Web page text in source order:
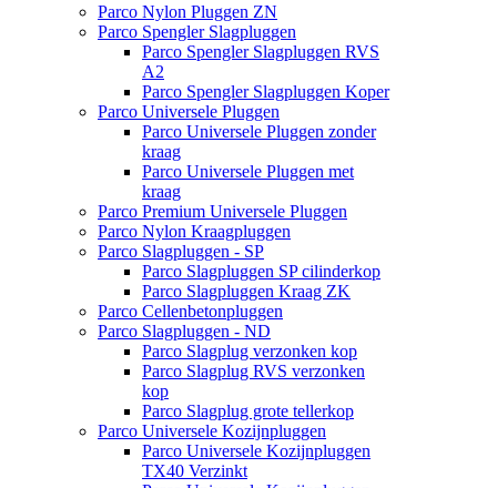
Parco Nylon Pluggen ZN
Parco Spengler Slagpluggen
Parco Spengler Slagpluggen RVS
A2
Parco Spengler Slagpluggen Koper
Parco Universele Pluggen
Parco Universele Pluggen zonder
kraag
Parco Universele Pluggen met
kraag
Parco Premium Universele Pluggen
Parco Nylon Kraagpluggen
Parco Slagpluggen - SP
Parco Slagpluggen SP cilinderkop
Parco Slagpluggen Kraag ZK
Parco Cellenbetonpluggen
Parco Slagpluggen - ND
Parco Slagplug verzonken kop
Parco Slagplug RVS verzonken
kop
Parco Slagplug grote tellerkop
Parco Universele Kozijnpluggen
Parco Universele Kozijnpluggen
TX40 Verzinkt